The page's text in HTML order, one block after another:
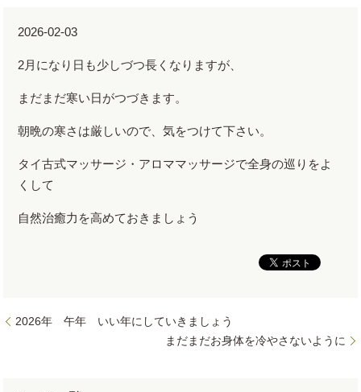
2026-02-03
2月になり日も少しづつ長くなりますが、
まだまだ寒い日がつづきます。
朝晩の寒さは厳しいので、気をつけて下さい。
タイ古式マッサージ・アロママッサージで全身の巡りをよ
くして
自然治癒力を高めておきましょう
2026年 午年 いい年にしていきましょう
まだまだお身体を冷やさないように